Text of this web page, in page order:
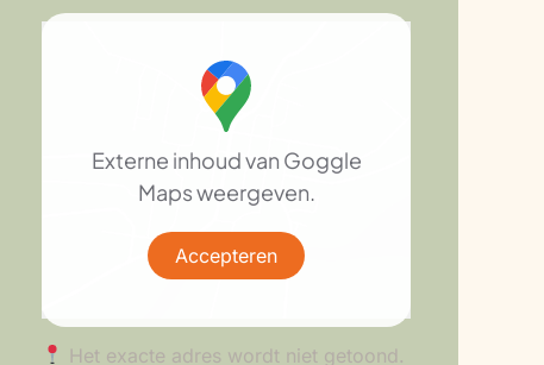
Externe inhoud van Goggle
Maps weergeven.
Accepteren
Het exacte adres wordt niet getoond.